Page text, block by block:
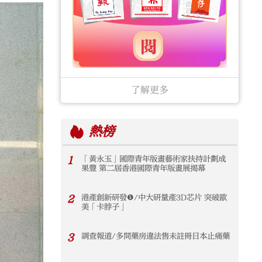
了解更多
熱榜
1
「黃永玉」國際青年版畫藝術家扶持計劃成
果豐 第二屆香港國際青年版畫展揭幕
2
港產創新研發❶/中大研量產3D芯片 突破歐
美「卡脖子」
3 調查報道/多間藥房違法售未註冊日本止痛藥